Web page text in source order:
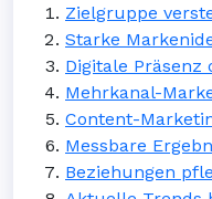
Zielgruppe
Starke
Digitale Präsenz
Mehrkanal-
Content-
Messbare
Beziehungen